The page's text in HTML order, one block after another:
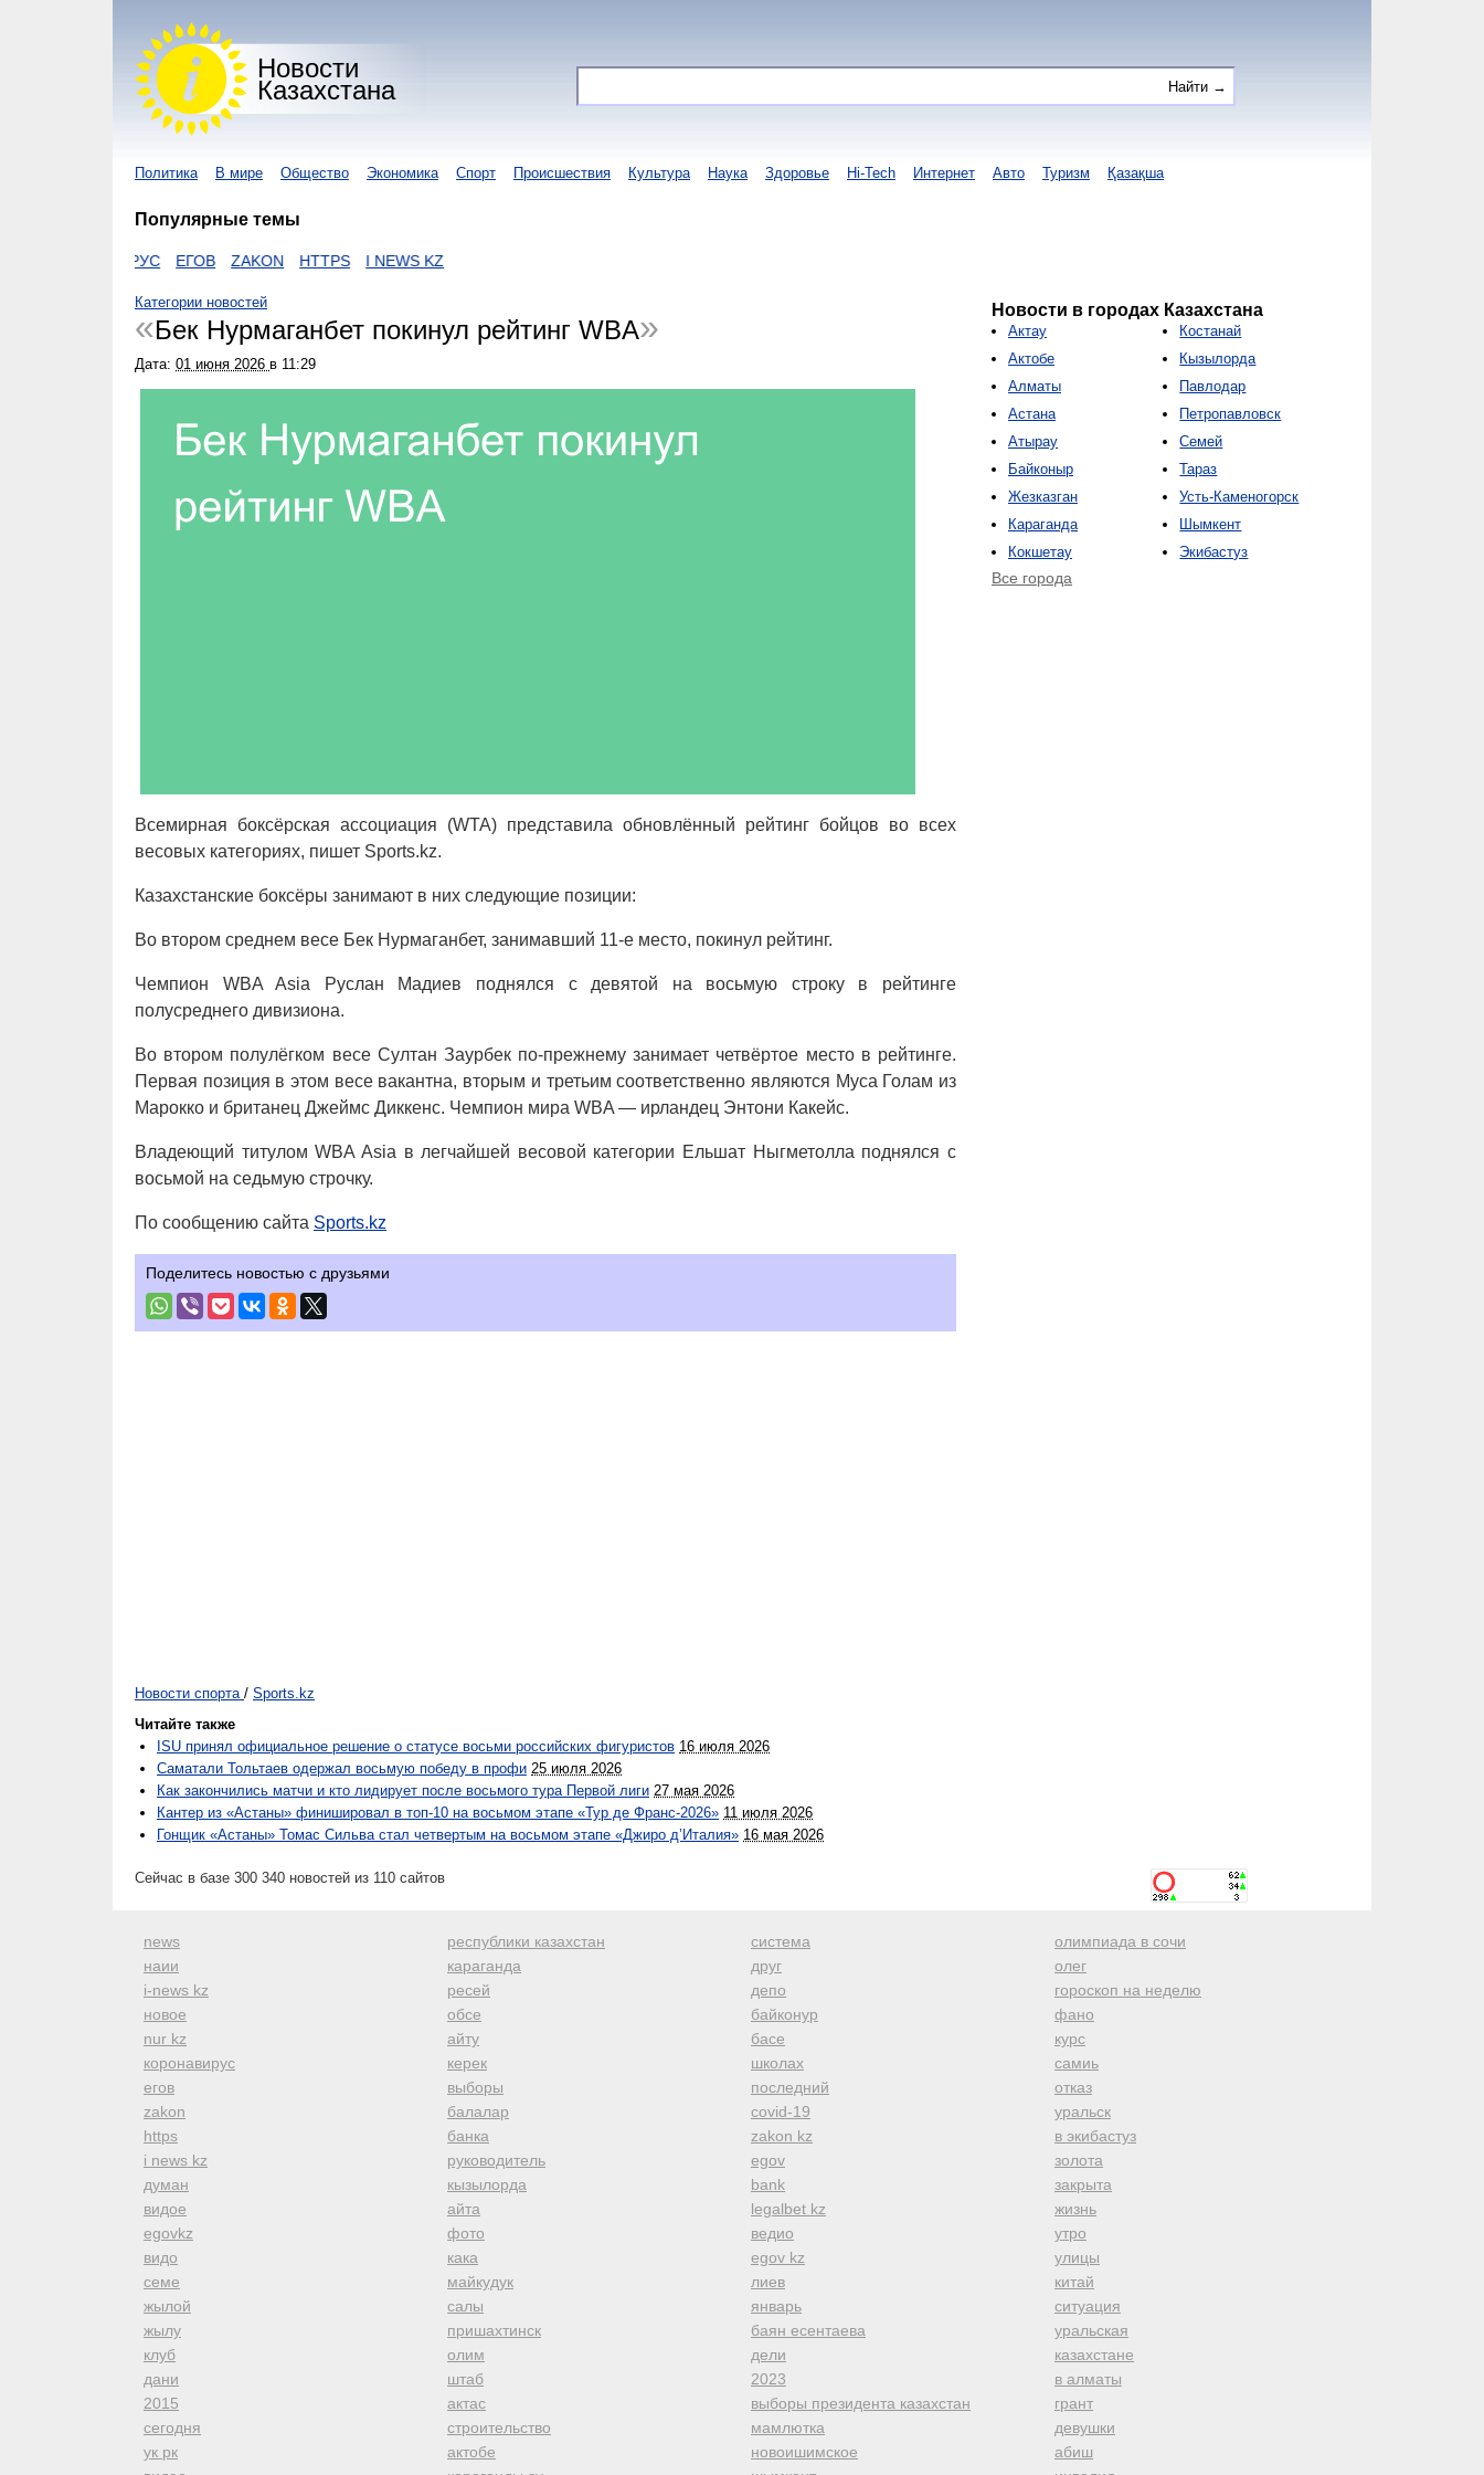
Новости
Казахстана
Политика В мире Общество Экономика Спорт Происшествия Культура Наука Здоровье Hi-Tech Интернет Авто Туризм Қазақша
Популярные темы
ЕГОВ ZAKON HTTPS I NEWS KZ
Категории новостей
Бек Нурмаганбет покинул рейтинг WBA
Дата: 01 июня 2026 в 11:29
Всемирная боксёрская ассоциация (WTA) представила обновлённый рейтинг бойцов во всех
весовых категориях, пишет Sports.kz.
Казахстанские боксёры занимают в них следующие позиции:
Во втором среднем весе Бек Нурмаганбет, занимавший 11-е место, покинул рейтинг.
Чемпион WBA Asia Руслан Мадиев поднялся с девятой на восьмую строку в рейтинге
полусреднего дивизиона.
Во втором полулёгком весе Султан Заурбек по-прежнему занимает четвёртое место в рейтинге.
Первая позиция в этом весе вакантна, вторым и третьим соответственно являются Муса Голам из
Марокко и британец Джеймс Диккенс. Чемпион мира WBA — ирландец Энтони Какейс.
Владеющий титулом WBA Asia в легчайшей весовой категории Ельшат Ныгметолла поднялся с
восьмой на седьмую строчку.
По сообщению сайта Sports.kz
Поделитесь новостью с друзьями
Новости спорта / Sports.kz
Читайте также
ISU принял официальное решение о статусе восьми российских фигуристов 16 июля 2026
Саматали Тольтаев одержал восьмую победу в профи 25 июля 2026
Как закончились матчи и кто лидирует после восьмого тура Первой лиги 27 мая 2026
Кантер из «Астаны» финишировал в топ-10 на восьмом этапе «Тур де Франс-2026» 11 июля 2026
Гонщик «Астаны» Томас Сильва стал четвертым на восьмом этапе «Джиро д’Италия» 16 мая 2026
Новости в городах Казахстана
Актау
Актобе
Алматы
Астана
Атырау
Байконыр
Жезказган
Караганда
Кокшетау
Костанай
Кызылорда
Павлодар
Петропавловск
Семей
Тараз
Усть-Каменогорск
Шымкент
Экибастуз
Все города
Сейчас в базе 300 340 новостей из 110 сайтов
news
наии
i-news kz
новое
nur kz
коронавирус
егов
zakon
https
i news kz
думан
видое
egovkz
видо
семе
жылой
жылу
клуб
дани
2015
сегодня
ук рк
республики казахстан
караганда
ресей
обсе
айту
керек
выборы
балалар
банка
руководитель
кызылорда
айта
фото
кака
майкудук
салы
пришахтинск
олим
штаб
актас
строительство
актобе
система
друг
депо
байконур
басе
школах
последний
covid-19
zakon kz
egov
bank
legalbet kz
ведио
egov kz
лиев
январь
баян есентаева
дели
2023
выборы президента казахстан
мамлютка
новоишимское
олимпиада в сочи
олег
гороскоп на неделю
фано
курс
самиь
отказ
уральск
в экибастуз
золота
закрыта
жизнь
утро
улицы
китай
ситуация
уральская
казахстане
в алматы
грант
девушки
абиш